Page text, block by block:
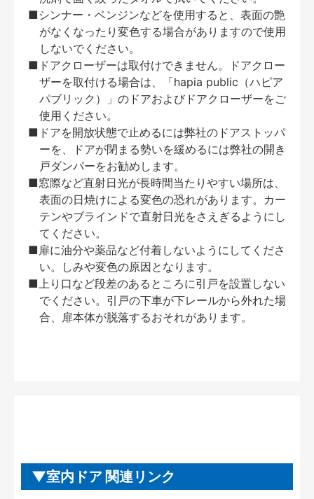
■シンナー・ベンジンなどを使用すると、表面の艶
がなくなったり変色する場合がありますので使用
しないでください。
■ドアクローザーは取付けできません。ドアクロー
ザーを取付ける場合は、「hapia public（ハピア
パブリック）」のドアおよびドアクローザーをご
使用ください。
■ドアを開放状態で止めるには弊社のドアストッパ
ーを、ドアが閉まる勢いを緩めるには弊社の開き
戸ダンパーをお勧めします。
■窓際など直射日光が長時間当たりやすい場所は、
表面の日焼けによる変色の恐れがあります。カー
テンやブラインドで直射日光をさえぎるようにし
てください。
■扉に油分や薬品など付着しないようにしてくださ
い。しみや変色の原因となります。
■上り口など段差のあるところに引戸を設置しない
でください。引戸の下車が下レールから外れた場
合、扉本体が脱落するおそれがあります。
室内ドア 関連リンク